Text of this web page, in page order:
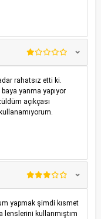
rahatsız etti ki.
yanma yapıyor
açıkçası
yapmak şimdi kısmet
lenslerini kullanmıştım